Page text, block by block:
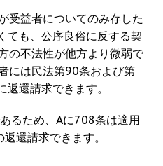
受益者についてのみ存した
ても、公序良俗に反する契
の不法性が他方より微弱で
には民法第90条および第
還請求できます。
るため、Aに708条は適用
還請求できます。